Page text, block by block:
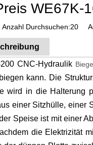
WE67K-
Anzahl Durchsuchen:20
CNC-Hydraulik
kann. Die
wird in die Halterung
einer Sitzhülle, einer
Speise ist mit einer
die Elektrizität